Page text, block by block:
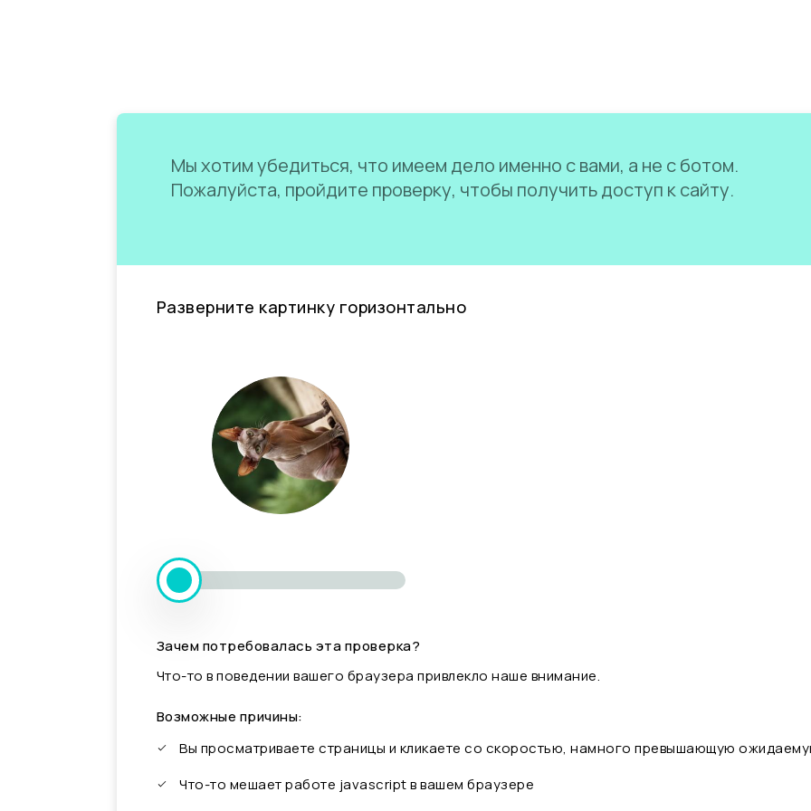
Мы хотим убедиться, что имеем дело именно с вами, а не с ботом.
Пожалуйста, пройдите проверку, чтобы получить доступ к сайту.
Разверните картинку горизонтально
Зачем потребовалась эта проверка?
Что-то в поведении вашего браузера привлекло наше внимание.
Возможные причины:
Вы просматриваете страницы и кликаете со скоростью, намного превышающую
Что-то мешает работе javascript в вашем браузере